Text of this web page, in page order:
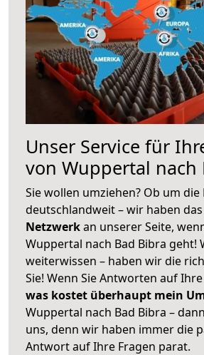
Unser Service für
von Wuppertal nach
Sie wollen umziehen? Ob um die
deutschlandweit – wir haben das
Netzwerkan unserer Seite,
Wuppertal nach Bad Bibra geht!
weiterwissen – haben wir die
Sie! Wenn Sie Antworten auf
was kostet überhaupt mein
Wuppertal nach Bad Bibra –
uns, denn wir haben immer die
Antwort auf Ihre Fragen parat.